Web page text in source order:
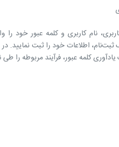
نام کاربری و کلمه عبور خود را
ثبت‌نام، اطلاعات خود را ثبت نمایید.
کلمه عبور، فرآیند مربوطه را طی